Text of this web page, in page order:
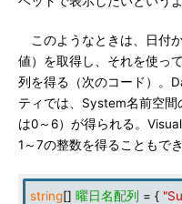
このようなときは、日付
値）を取得し、それを使っ
列を得る（次のコード）。
ティでは、System名前空
は0～6）が得られる。
1～7の整数を得ることもでき
string[] 曜日名配列 = {